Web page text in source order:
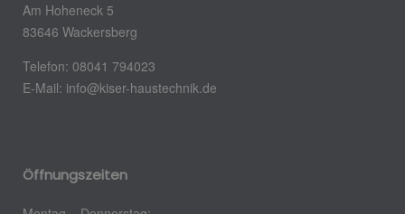
Am Hoheneck 5
83646 Wackersberg
Telefon: 08041 794023
E-Mail: info@kiser-haustechnik.de
Öffnungszeiten